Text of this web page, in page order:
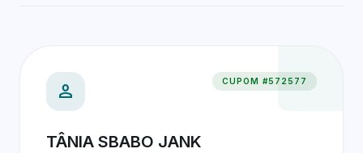
person CUPOM #572577
TÂNIA SBABO JANK